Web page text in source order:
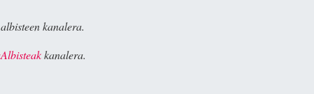
albisteen kanalera.
kanalera.